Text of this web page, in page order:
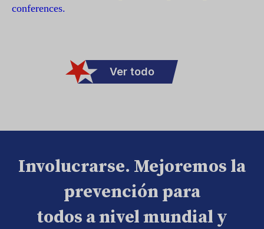
conferences.
Ver todo
Involucrarse. Mejoremos la
prevención para
todos a nivel mundial y